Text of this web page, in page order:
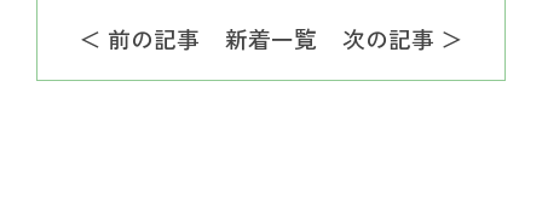
＜ 前の記事 新着一覧 次の記事 ＞